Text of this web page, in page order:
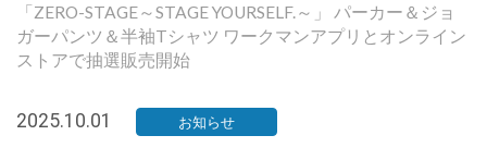
「ZERO-STAGE～STAGE YOURSELF.～」 パーカー＆ジョ
ガーパンツ＆半袖Tシャツ ワークマンアプリとオンライン
ストアで抽選販売開始
2025.10.01 お知らせ